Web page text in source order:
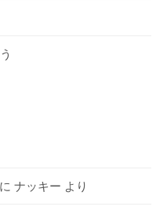
に ナッキー より